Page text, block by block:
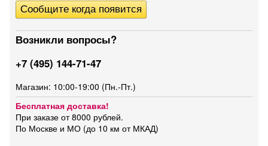
Возникли вопросы?
+7 (495) 144-71-47
Магазин: 10:00-19:00 (Пн.-Пт.)
Бесплатная доставка!
При заказе от 8000 рублей.
По Москве и МО (до 10 км от МКАД)